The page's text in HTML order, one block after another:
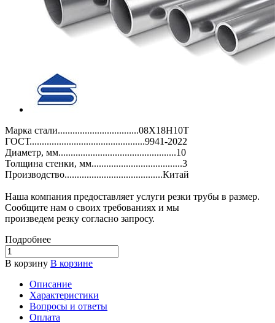
Марка стали.................................08Х18Н10Т
ГОСТ...............................................9941-2022
Диаметр, мм................................................10
Толщина стенки, мм.....................................3
Производство........................................Китай
Наша компания предоставляет услуги резки трубы в размер.
Сообщите нам о своих требованиях и мы
произведем резку согласно запросу.
Подробнее
В корзину В корзине
Описание
Характеристики
Вопросы и ответы
Оплата